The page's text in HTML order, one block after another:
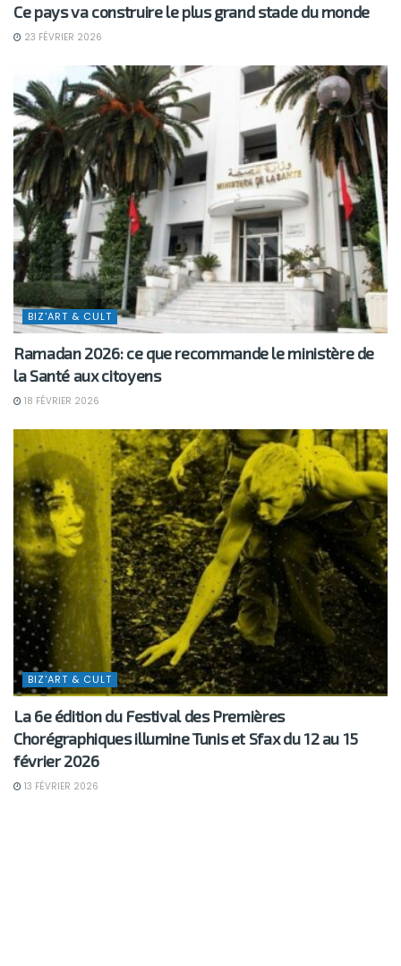
Ce pays va construire le plus grand stade du monde
23 FÉVRIER 2026
BIZ'ART & CULT
Ramadan 2026: ce que recommande le ministère de
la Santé aux citoyens
18 FÉVRIER 2026
BIZ'ART & CULT
La 6e édition du Festival des Premières
Chorégraphiques illumine Tunis et Sfax du 12 au 15
février 2026
13 FÉVRIER 2026